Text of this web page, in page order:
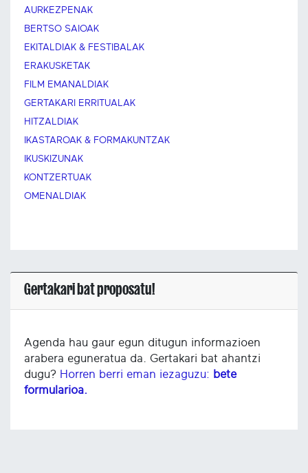
AURKEZPENAK
BERTSO SAIOAK
EKITALDIAK & FESTIBALAK
ERAKUSKETAK
FILM EMANALDIAK
GERTAKARI ERRITUALAK
HITZALDIAK
IKASTAROAK & FORMAKUNTZAK
IKUSKIZUNAK
KONTZERTUAK
OMENALDIAK
Gertakari bat proposatu!
Agenda hau gaur egun ditugun informazioen
arabera eguneratua da. Gertakari bat ahantzi
dugu? Horren berri eman iezaguzu: bete
formularioa.